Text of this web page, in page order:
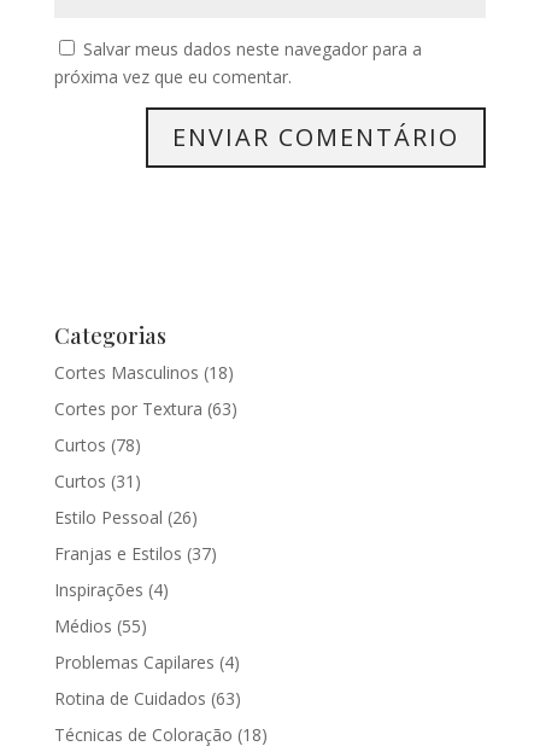
Salvar meus dados neste navegador para a
próxima vez que eu comentar.
Categorias
Cortes Masculinos (18)
Cortes por Textura (63)
Curtos (78)
Curtos (31)
Estilo Pessoal (26)
Franjas e Estilos (37)
Inspirações (4)
Médios (55)
Problemas Capilares (4)
Rotina de Cuidados (63)
Técnicas de Coloração (18)